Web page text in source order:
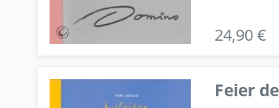
24,90 €
Feier